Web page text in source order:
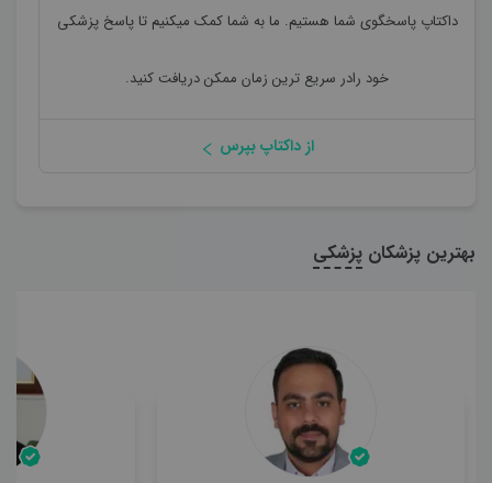
داکتاپ پاسخگوی شما هستیم. ما به شما کمک میکنیم تا پاسخ پزشکی
خود رادر سریع ترین زمان ممکن دریافت کنید.
از داکتاپ بپرس
بهترین پزشکان پزشکی